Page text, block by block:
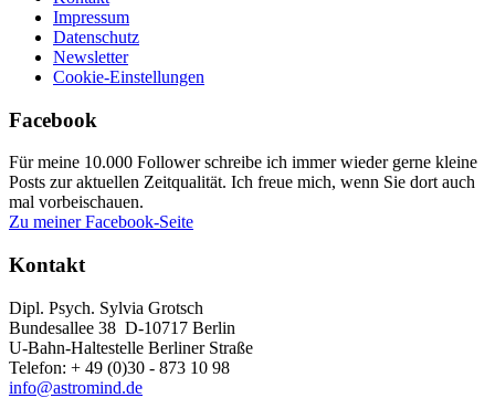
Impressum
Datenschutz
Newsletter
Cookie-Einstellungen
Facebook
Für meine 10.000 Follower schreibe ich immer wieder gerne kleine
Posts zur aktuellen Zeitqualität. Ich freue mich, wenn Sie dort auch
mal vorbeischauen.
Zu meiner Facebook-Seite
Kontakt
Dipl. Psych. Sylvia Grotsch
Bundesallee 38 D-10717 Berlin
U-Bahn-Haltestelle Berliner Straße
Telefon: + 49 (0)30 - 873 10 98
info@astromind.de